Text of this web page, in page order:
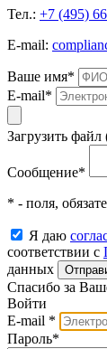
Тел.: +7 (495)
E-mail:
Ваше имя*
E-mail*
Загрузить
Сообщение*
* - поля,
Я даю
соответствии с
данных
Спасибо за
Войти
E-mail *
Пароль*